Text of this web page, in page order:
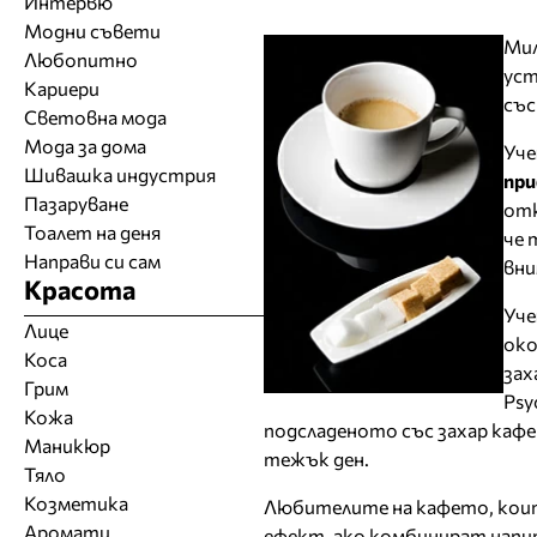
със
че
подсладеното със захар
тежък ден.
Любителите на кафето,
Модни съвети
Любопитно
Кариери
Световна мода
Мода за дома
Шивашка индустрия
Пазаруване
Тоалет на деня
Направи си сам
Красота
Лице
Коса
Грим
Кожа
Маникюр
Тяло
Козметика
Аромати